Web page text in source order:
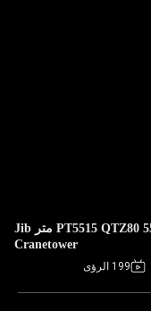
رافعة برج مسطحة بطول 6 طن PT5515 QTZ80 55 متر Jib
Cranetower
199 الرؤى